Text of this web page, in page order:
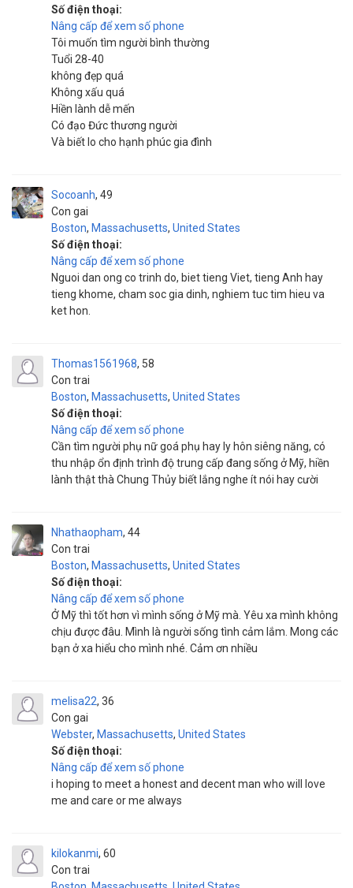
Số điện thoại:
Nâng cấp để xem số phone
Tôi muốn tìm người bình thường
Tuổi 28-40
không đẹp quá
Không xấu quá
Hiền lành dễ mến
Có đạo Đức thương người
Và biết lo cho hạnh phúc gia đình
Socoanh
Con gai
49
Boston, Massachusetts, United States
Số điện thoại:
Nâng cấp để xem số phone
Nguoi dan ong co trinh do, biet tieng Viet, tieng Anh hay
tieng khome, cham soc gia dinh, nghiem tuc tim hieu va
ket hon.
Thomas1561968
Con trai
58
Boston, Massachusetts, United States
Số điện thoại:
Nâng cấp để xem số phone
Cần tìm người phụ nữ goá phụ hay ly hôn siêng năng, có
thu nhập ổn định trình độ trung cấp đang sống ở Mỹ, hiền
lành thật thà Chung Thủy biết lắng nghe ít nói hay cười
Nhathaopham
Con trai
44
Boston, Massachusetts, United States
Số điện thoại:
Nâng cấp để xem số phone
Ở Mỹ thì tốt hơn vì mình sống ở Mỹ mà. Yêu xa mình không
chịu được đâu. Mình là người sống tình cảm lắm. Mong các
bạn ở xa hiểu cho mình nhé. Cảm ơn nhiều
melisa22
Con gai
36
Webster, Massachusetts, United States
Số điện thoại:
Nâng cấp để xem số phone
i hoping to meet a honest and decent man who will love
me and care or me always
kilokanmi
Con trai
60